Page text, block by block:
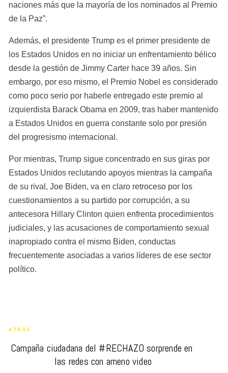
naciones más que la mayoría de los nominados al Premio
de la Paz”.
Además, el presidente Trump es el primer presidente de
los Estados Unidos en no iniciar un enfrentamiento bélico
desde la gestión de Jimmy Carter hace 39 años. Sin
embargo, por eso mismo, el Premio Nobel es considerado
como poco serio por haberle entregado este premio al
izquierdista Barack Obama en 2009, tras haber mantenido
a Estados Unidos en guerra constante solo por presión
del progresismo internacional.
Por mientras, Trump sigue concentrado en sus giras por
Estados Unidos reclutando apoyos mientras la campaña
de su rival, Joe Biden, va en claro retroceso por los
cuestionamientos a su partido por corrupción, a su
antecesora Hillary Clinton quien enfrenta procedimientos
judiciales, y las acusaciones de comportamiento sexual
inapropiado contra el mismo Biden, conductas
frecuentemente asociadas a varios líderes de ese sector
político.
ATRÁS
Campaña ciudadana del #RECHAZO sorprende en
las redes con ameno video